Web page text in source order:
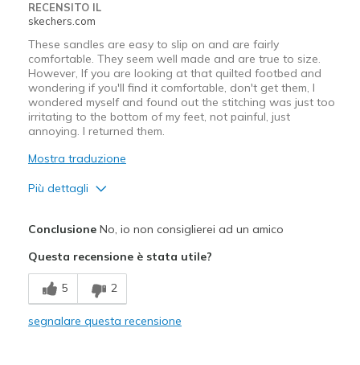
RECENSITO IL
skechers.com
These sandles are easy to slip on and are fairly
comfortable. They seem well made and are true to size.
However, If you are looking at that quilted footbed and
wondering if you'll find it comfortable, don't get them, I
wondered myself and found out the stitching was just too
irritating to the bottom of my feet, not painful, just
annoying. I returned them.
Mostra traduzione
Più dettagli
Breathe Well
Migliori Utilizzi:
Casual Wear
ConclusioneNo, io non consiglierei ad un amico
Questa recensione è stata utile?
5 2
segnalare questa recensione